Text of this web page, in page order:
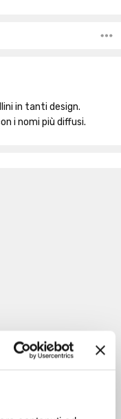
in tanti design.
i nomi più diffusi.